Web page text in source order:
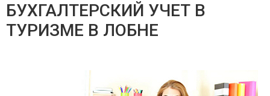
БУХГАЛТЕРСКИЙ УЧЕТ В
ТУРИЗМЕ В ЛОБНЕ